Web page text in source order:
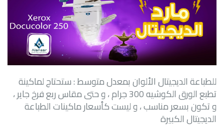
للطباعة الديجيتال الألوان بمعدل متوسط : ستحتاج لماكينة
تطبع الورق الكوشيه 300 جرام ، و حتى مقاس ربع فرخ جاير ،
و تكون بسعر مناسب ، و ليست كأسعار ماكينات الطباعة
الديجيتال الكبيرة